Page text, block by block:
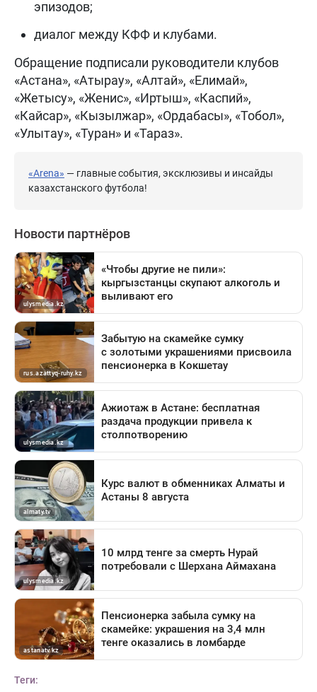
эпизодов;
диалог между КФФ и клубами.
Обращение подписали руководители клубов
«Астана», «Атырау», «Алтай», «Елимай»,
«Жетысу», «Женис», «Иртыш», «Каспий»,
«Кайсар», «Кызылжар», «Ордабасы», «Тобол»,
«Улытау», «Туран» и «Тараз».
«Arena» — главные события, эксклюзивы и инсайды
казахстанского футбола!
Теги: